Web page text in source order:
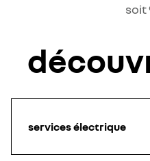
soit
services électrique